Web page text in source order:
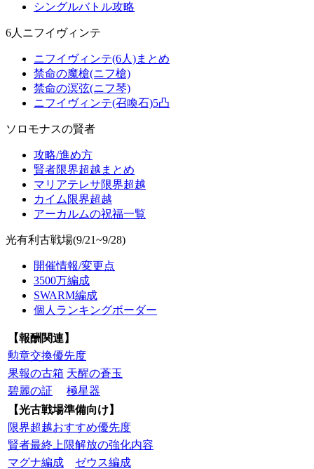
シングルバトル攻略
6人ニフイヴィンテ
ニフイヴィンテ(6人)まとめ
禁命の魔槍(ニフ槍)
禁命の溟弦(ニフ琴)
ニフイヴィンテ(召喚石)5凸
ソロモナスの賢者
攻略/進め方
賢者限界超越まとめ
マリアテレサ限界超越
カイム限界超越
アーカルムの祝福一覧
光有利古戦場(9/21~9/28)
開催情報/変更点
3500万編成
SWARM編成
個人ランキングボーダー
【報酬関連】
勲章交換優先度
果報の古箱 天醒の蒼玉
碧麗の証
極星器
【光古戦場準備向け】
限界超越おすすめ優先度
賢者最終上限解放の強化内容
マグナ編成
ゼウス編成